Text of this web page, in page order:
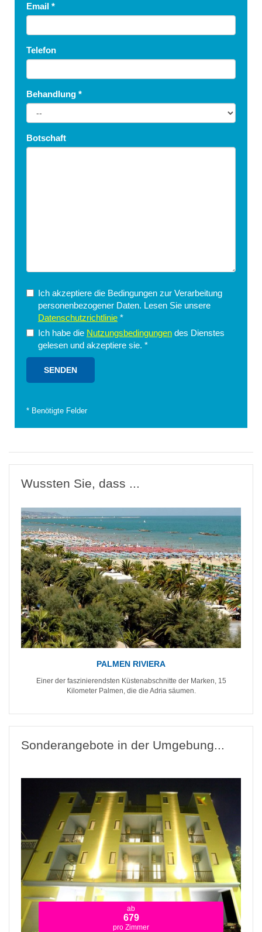
Email *
Telefon
Behandlung *
Botschaft
Ich akzeptiere die Bedingungen zur Verarbeitung
personenbezogener Daten. Lesen Sie unsere
Datenschutzrichtlinie *
Ich habe die Nutzungsbedingungen des Dienstes
gelesen und akzeptiere sie. *
* Benötigte Felder
Wussten Sie, dass ...
PALMEN RIVIERA
Einer der faszinierendsten Küstenabschnitte der Marken, 15
Kilometer Palmen, die die Adria säumen.
Sonderangebote in der Umgebung...
ab
679
pro Zimmer